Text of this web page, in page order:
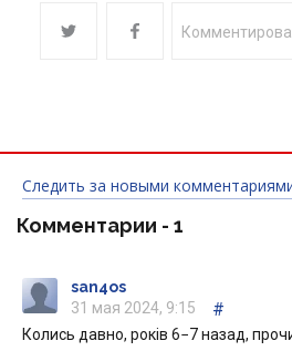
Следить за новыми
Комментарии - 1
san4os
31 мая 2024, 9:15
#
Колись давно, років 6−7 назад,